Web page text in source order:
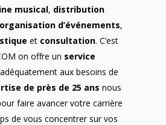
musical, distribution
organisation d’événements,
et consultation. C’est
on offre un service
aux besoins de
de près de 25 ans nous
faire avancer votre carrière
de vous concentrer sur vos